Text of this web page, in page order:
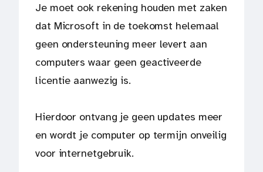
Je moet ook rekening houden met zaken
dat Microsoft in de toekomst helemaal
geen ondersteuning meer levert aan
computers waar geen geactiveerde
licentie aanwezig is.
Hierdoor ontvang je geen updates meer
en wordt je computer op termijn onveilig
voor internetgebruik.